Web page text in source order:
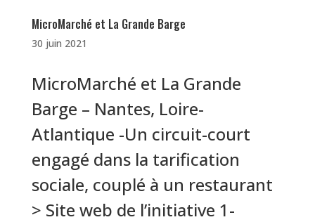
MicroMarché et La Grande Barge
30 juin 2021
MicroMarché et La Grande
Barge – Nantes, Loire-
Atlantique -Un circuit-court
engagé dans la tarification
sociale, couplé à un restaurant
> Site web de l’initiative 1-